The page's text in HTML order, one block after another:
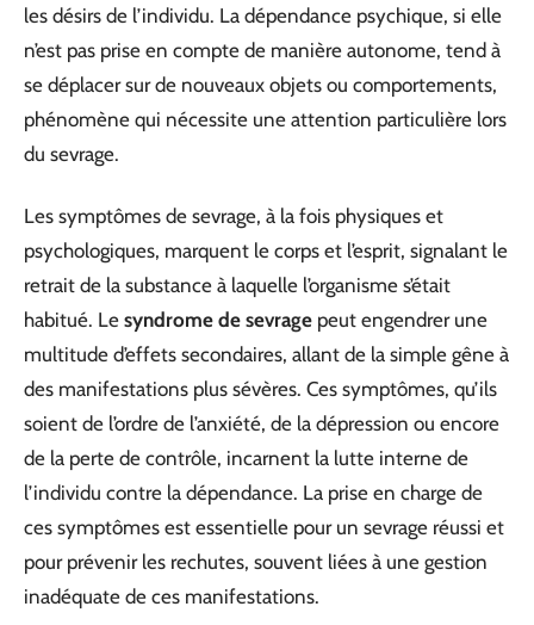
les désirs de l’individu. La dépendance psychique, si elle
n’est pas prise en compte de manière autonome, tend à
se déplacer sur de nouveaux objets ou comportements,
phénomène qui nécessite une attention particulière lors
du sevrage.
Les symptômes de sevrage, à la fois physiques et
psychologiques, marquent le corps et l’esprit, signalant le
retrait de la substance à laquelle l’organisme s’était
habitué. Le syndrome de sevrage peut engendrer une
multitude d’effets secondaires, allant de la simple gêne à
des manifestations plus sévères. Ces symptômes, qu’ils
soient de l’ordre de l’anxiété, de la dépression ou encore
de la perte de contrôle, incarnent la lutte interne de
l’individu contre la dépendance. La prise en charge de
ces symptômes est essentielle pour un sevrage réussi et
pour prévenir les rechutes, souvent liées à une gestion
inadéquate de ces manifestations.